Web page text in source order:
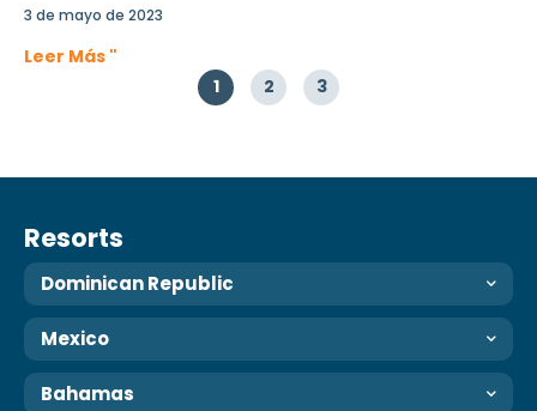
3 de mayo de 2023
Leer Más "
1
2 3
Resorts
Dominican Republic
Mexico
Bahamas